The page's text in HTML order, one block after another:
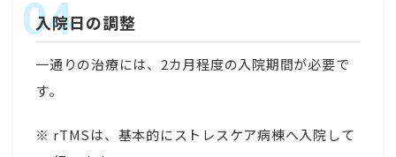
入院日の調整
一通りの治療には、2カ月程度の入院期間が必要で
す。
rTMSは、基本的にストレスケア病棟へ入院して